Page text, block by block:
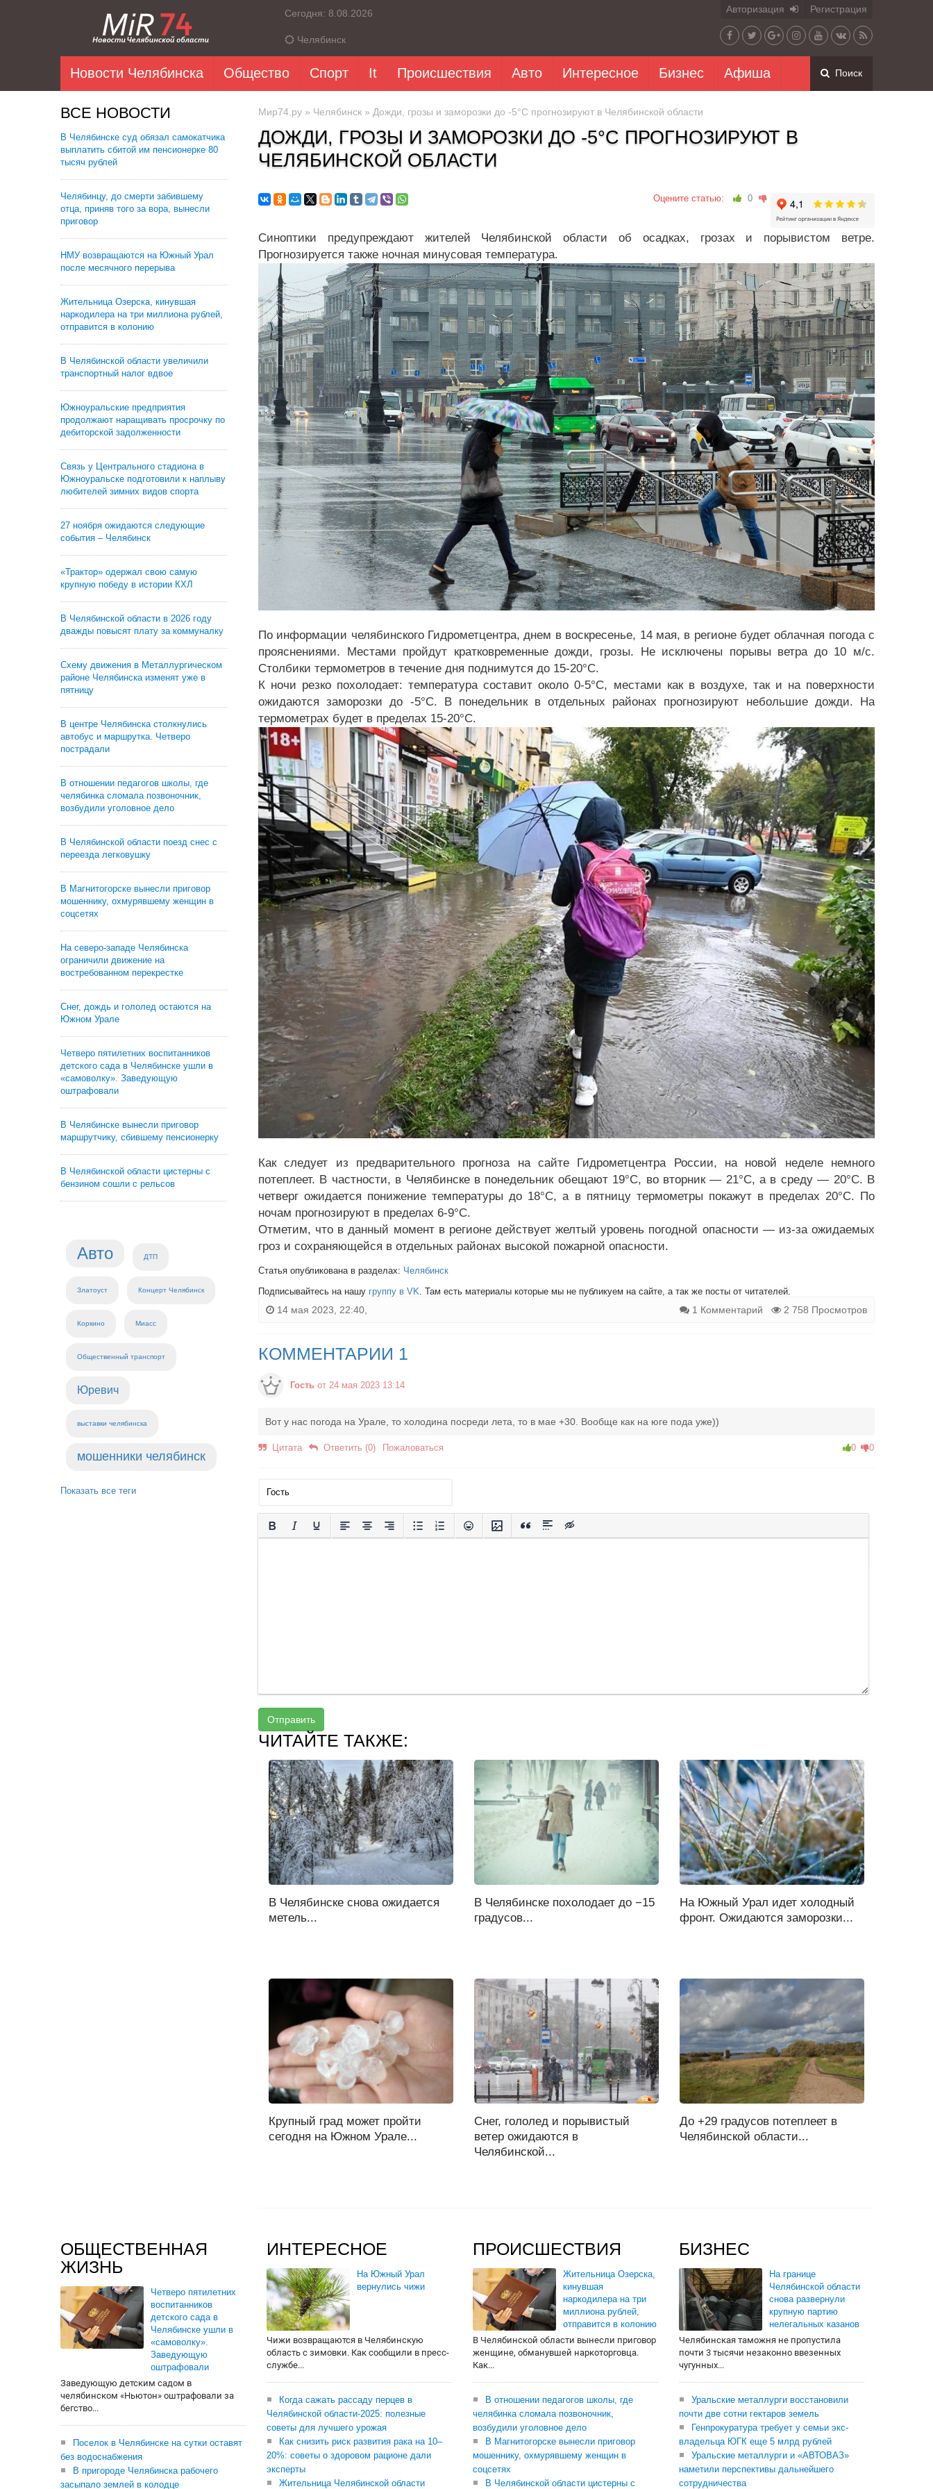
Сегодня: 8.08.2026
Челябинск
Авторизация Регистрация
Новости Челябинска Общество Спорт It Происшествия Авто Интересное Бизнес Афиша Поиск
ВСЕ НОВОСТИ
В Челябинске суд обязал самокатчика
выплатить сбитой им пенсионерке 80
тысяч рублей
Челябинцу, до смерти забившему
отца, приняв того за вора, вынесли
приговор
НМУ возвращаются на Южный Урал
после месячного перерыва
Жительница Озерска, кинувшая
наркодилера на три миллиона рублей,
отправится в колонию
В Челябинской области увеличили
транспортный налог вдвое
Южноуральские предприятия
продолжают наращивать просрочку по
дебиторской задолженности
Связь у Центрального стадиона в
Южноуральске подготовили к наплыву
любителей зимних видов спорта
27 ноября ожидаются следующие
события – Челябинск
«Трактор» одержал свою самую
крупную победу в истории КХЛ
В Челябинской области в 2026 году
дважды повысят плату за коммуналку
Схему движения в Металлургическом
районе Челябинска изменят уже в
пятницу
В центре Челябинска столкнулись
автобус и маршрутка. Четверо
пострадали
В отношении педагогов школы, где
челябинка сломала позвоночник,
возбудили уголовное дело
В Челябинской области поезд снес с
переезда легковушку
В Магнитогорске вынесли приговор
мошеннику, охмурявшему женщин в
соцсетях
На северо-западе Челябинска
ограничили движение на
востребованном перекрестке
Снег, дождь и гололед остаются на
Южном Урале
Четверо пятилетних воспитанников
детского сада в Челябинске ушли в
«самоволку». Заведующую
оштрафовали
В Челябинске вынесли приговор
маршрутчику, сбившему пенсионерку
В Челябинской области цистерны с
бензином сошли с рельсов
Авто ДТП
Златоуст Концерт Челябинск
Коркино Миасс
Общественный транспорт
Юревич
выставки челябинска
мошенники челябинск
Показать все теги
Мир74.ру » Челябинск » Дожди, грозы и заморозки до -5°C прогнозируют в Челябинской области
ДОЖДИ, ГРОЗЫ И ЗАМОРОЗКИ ДО -5°C ПРОГНОЗИРУЮТ В
ЧЕЛЯБИНСКОЙ ОБЛАСТИ
Оцените статью: 0
Синоптики предупреждают жителей Челябинской области об осадках, грозах и порывистом ветре.
Прогнозируется также ночная минусовая температура.
По информации челябинского Гидрометцентра, днем в воскресенье, 14 мая, в регионе будет облачная погода с
прояснениями. Местами пройдут кратковременные дожди, грозы. Не исключены порывы ветра до 10 м/с.
Столбики термометров в течение дня поднимутся до 15-20°C.
К ночи резко похолодает: температура составит около 0-5°C, местами как в воздухе, так и на поверхности
ожидаются заморозки до -5°C. В понедельник в отдельных районах прогнозируют небольшие дожди. На
термометрах будет в пределах 15-20°C.
Как следует из предварительного прогноза на сайте Гидрометцентра России, на новой неделе немного
потеплеет. В частности, в Челябинске в понедельник обещают 19°C, во вторник — 21°C, а в среду — 20°C. В
четверг ожидается понижение температуры до 18°C, а в пятницу термометры покажут в пределах 20°C. По
ночам прогнозируют в пределах 6-9°C.
Отметим, что в данный момент в регионе действует желтый уровень погодной опасности — из-за ожидаемых
гроз и сохраняющейся в отдельных районах высокой пожарной опасности.
Статья опубликована в разделах: Челябинск
Подписывайтесь на нашу группу в VK . Там есть материалы которые мы не публикуем на сайте, а так же посты от читателей.
14 мая 2023, 22:40, 1 Комментарий 2 758 Просмотров
КОММЕНТАРИИ 1
Гость от 24 мая 2023 13:14
Вот у нас погода на Урале, то холодина посреди лета, то в мае +30. Вообще как на юге пода уже))
Цитата Ответить (0) Пожаловаться 0 0
Отправить
ЧИТАЙТЕ ТАКЖЕ:
В Челябинске снова ожидается
метель...
В Челябинске похолодает до −15
градусов...
На Южный Урал идет холодный
фронт. Ожидаются заморозки...
Крупный град может пройти
сегодня на Южном Урале...
Снег, гололед и порывистый
ветер ожидаются в
Челябинской...
До +29 градусов потеплеет в
Челябинской области...
ОБЩЕСТВЕННАЯ
ЖИЗНЬ
Четверо пятилетних
воспитанников
детского сада в
Челябинске ушли в
«самоволку».
Заведующую
оштрафовали
Заведующую детским садом в
челябинском «Ньютон» оштрафовали за
бегство...
Поселок в Челябинске на сутки оставят
без водоснабжения
В пригороде Челябинска рабочего
засыпало землей в колодце
ИНТЕРЕСНОЕ
На Южный Урал
вернулись чижи
Чижи возвращаются в Челябинскую
область с зимовки. Как сообщили в пресс-
службе...
Когда сажать рассаду перцев в
Челябинской области-2025: полезные
советы для лучшего урожая
Как снизить риск развития рака на 10–
20%: советы о здоровом рационе дали
эксперты
Жительница Челябинской области
ПРОИСШЕСТВИЯ
Жительница Озерска,
кинувшая
наркодилера на три
миллиона рублей,
отправится в колонию
В Челябинской области вынесли приговор
женщине, обманувшей наркоторговца.
Как...
В отношении педагогов школы, где
челябинка сломала позвоночник,
возбудили уголовное дело
В Магнитогорске вынесли приговор
мошеннику, охмурявшему женщин в
соцсетях
В Челябинской области цистерны с
БИЗНЕС
На границе
Челябинской области
снова развернули
крупную партию
нелегальных казанов
Челябинская таможня не пропустила
почти 3 тысячи незаконно ввезенных
чугунных...
Уральские металлурги восстановили
почти две сотни гектаров земель
Генпрокуратура требует у семьи экс-
владельца ЮГК еще 5 млрд рублей
Уральские металлурги и «АВТОВАЗ»
наметили перспективы дальнейшего
сотрудничества